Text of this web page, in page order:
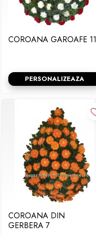
COROANA GAROAFE 11
PERSONALIZEAZA
COROANA DIN
GERBERA 7